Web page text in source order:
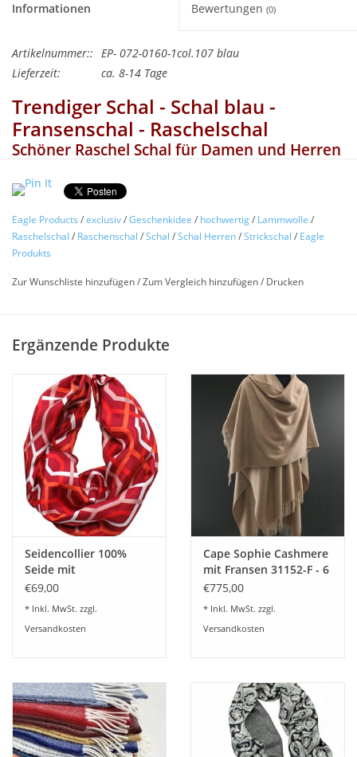
Tel.0049(0)7322-919376
Blog-Aktuelles
Informationen Bewertungen (0)
Artikelnummer:: EP- 072-0160-1col.107 blau
Lieferzeit:
ca. 8-14 Tage
Trendiger Schal - Schal blau -
Fransenschal - Raschelschal
Schöner Raschel Schal für Damen und Herren
Lammwolle in trendigen Farben mit Fransen.
Trendartikel Schal:
Schöner trendiger Schal aus superfeiner Lammwolle mit
Pflege:
Wir empfehlen für alle wertvollen Schals und Seidenartikel,
Wolldecken, Wollkissen und Seidenkissen grundsätzlich die
chemische Reinigung.
Eagle Products /exclusiv/Geschenkidee / hochwertig/ Lammwolle /
Raschelschal / Raschenschal /Schal /Schal Herren/Strickschal / Eagle
Produkts
Zur Wunschliste hinzufügen/Zum Vergleich hinzufügen/ Drucken
Ergänzende Produkte
Seidencollier 100%
Seide mit
Magnetverschluß
Seide 333
€69,00
* Inkl. MwSt. zzgl.
Versandkosten
Cape Sophie Cashmere
mit Fransen 31152-F - 6
Farben
€775,00
* Inkl. MwSt. zzgl.
Versandkosten